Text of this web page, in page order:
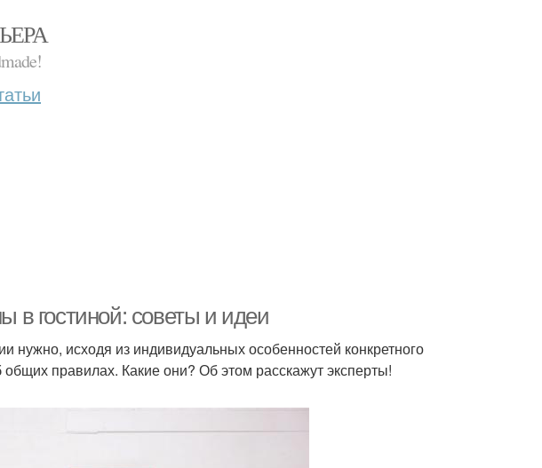
в гостиной: советы и идеи
исходя из индивидуальных особенностей конкретного
правилах. Какие они? Об этом расскажут эксперты!